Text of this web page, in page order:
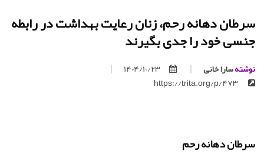
سرطان دهانه رحم، زنان رعایت بهداشت در رابطه
جنسی خود را جدی بگیرند
نوشتهسارا خانی
1404/10/23
سرطان دهانه رحم